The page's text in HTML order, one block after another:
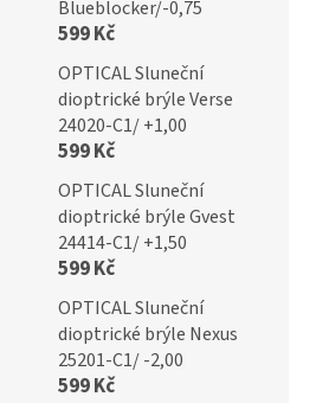
Blueblocker/-0,75
599 Kč
OPTICAL Sluneční
dioptrické brýle Verse
24020-C1/ +1,00
599 Kč
OPTICAL Sluneční
dioptrické brýle Gvest
24414-C1/ +1,50
599 Kč
OPTICAL Sluneční
dioptrické brýle Nexus
25201-C1/ -2,00
599 Kč
Ajurvédské brýle pro